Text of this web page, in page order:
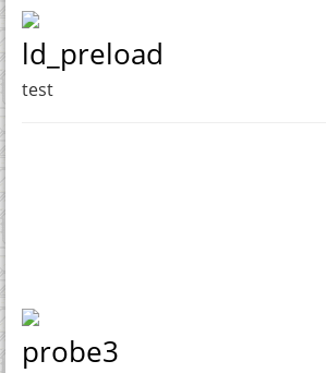
ld_preload
test
probe3